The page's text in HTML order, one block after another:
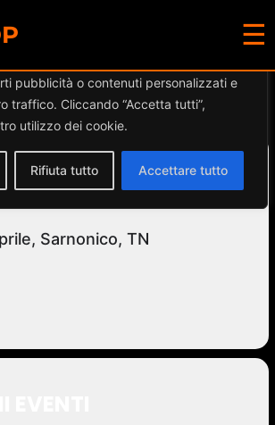
tua privacy
pubblicità o contenuti personalizzati e
traffico. Cliccando “Accetta tutti”,
utilizzo dei cookie.
Rifiuta tutto Accettare tutto
☰
at this location
FOOD & DRINK
Sarnonico, TN